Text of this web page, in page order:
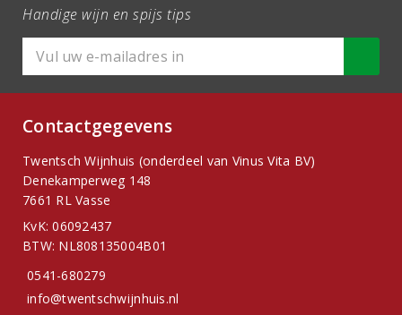
Handige wijn en spijs tips
Contactgegevens
Twentsch Wijnhuis (onderdeel van Vinus Vita BV)
Denekamperweg 148
7661 RL Vasse
KvK: 06092437
BTW: NL808135004B01
0541-680279
info@twentschwijnhuis.nl